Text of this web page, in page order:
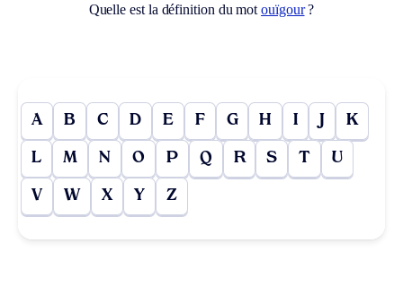
Quelle est la définition du motouïgour?
A B C D E F G H I J K
L M N O P Q R S T U
V W X Y Z